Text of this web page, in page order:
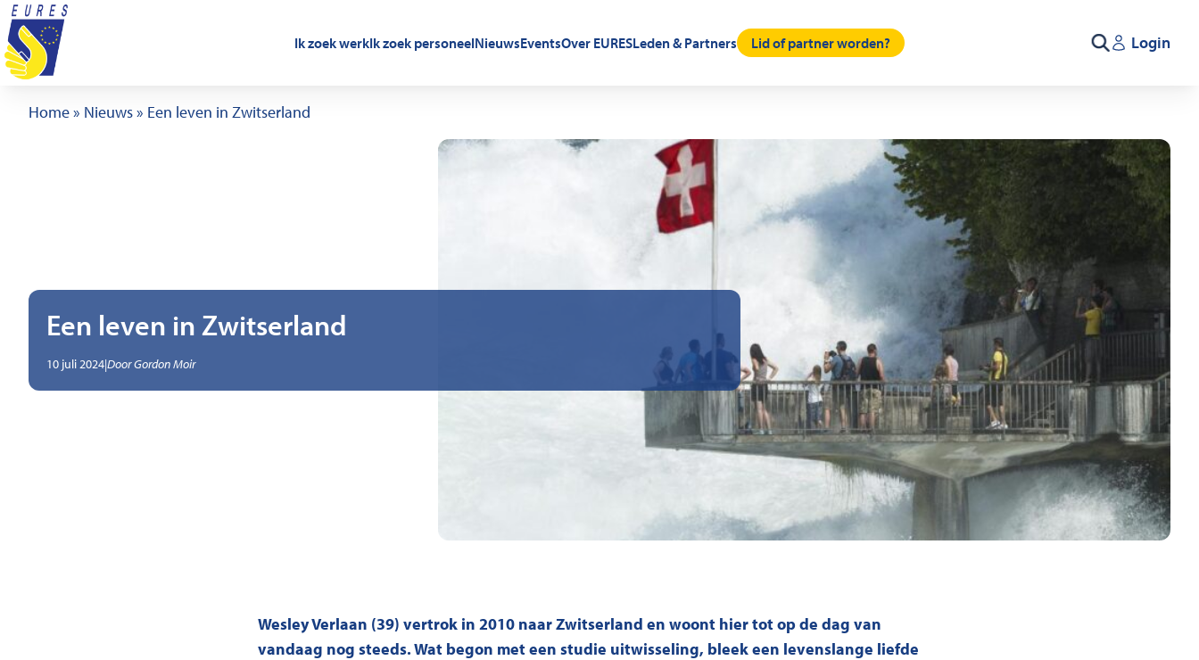
Ga naar de inhoud
Ik zoek werkIk zoek personeelNieuwsEventsOver EURESLeden & Partners Lid of partner worden? Login
Home» Nieuws» Een leven in Zwitserland
Een leven in Zwitserland
10 juli 2024|
, Geschreven door
DoorGordon Moir
Wesley Verlaan (39) vertrok in 2010 naar Zwitserland en woont hier tot op de dag van
vandaag nog steeds. Wat begon met een studie uitwisseling, bleek een levenslange liefde